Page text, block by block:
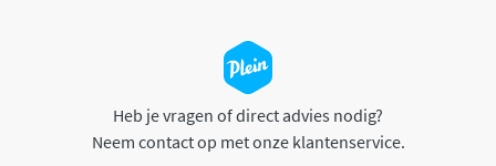
Heb je vragen of direct advies nodig?
Neem contact op met onze klantenservice.